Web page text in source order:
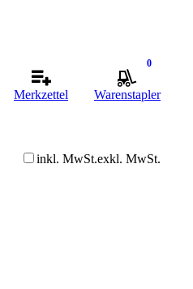
Merkzettel
0
Warenstapler
inkl. MwSt.exkl. MwSt.